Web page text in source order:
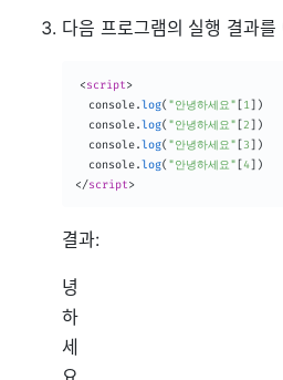
다음 프로그램의 실행 결과를
<script>
  console
.log( "안녕하세요" [1] )
  console
.log( "안녕하세요" [2] )
  console
.log( "안녕하세요" [3] )
  console
.log( "안녕하세요" [4] )
</script>
결과:
녕
하
세